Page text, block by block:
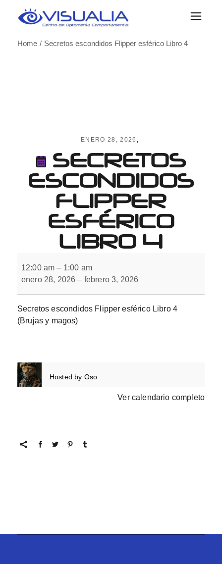
Home
Secretos escondidos Flipper esférico Libro 4
ENERO 28, 2026
SECRETOS
ESCONDIDOS
FLIPPER
ESFÉRICO
LIBRO 4
escondidos
Flipper
esférico
4
12:00 am – 1:00 am
enero 28, 2026 – febrero 3, 2026
Secretos escondidos Flipper esférico Libro 4
(Brujas y magos)
Hosted by Oso
Ver calendario completo